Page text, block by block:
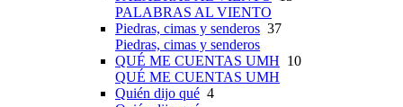
PALABRAS AL VIENTO
Piedras, cimas y senderos 37
Piedras, cimas y senderos
QUÉ ME CUENTAS UMH 10
QUÉ ME CUENTAS UMH
Quién dijo qué 4